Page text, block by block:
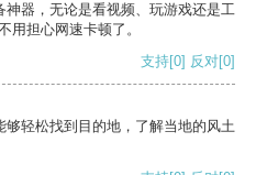
器，无论是看视频、玩游戏还是工
用担心网速卡顿了。
支持[0] 反对[0]
轻松找到目的地，了解当地的风土